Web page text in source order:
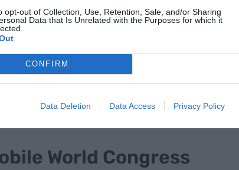
opt-out of Collection, Use, Retention, Sale, and/or Sharing
Data that Is Unrelated with the Purposes for which it
CONFIRM
Data Deletion Data Access Privacy Policy
recuperación del turismo deportivo juega un
Pololikashvili, secretario general de la
Roger Torrent, el congreso permitirá
para el futuro del sector: "Pueden salir ideas
responsable y sostenible. Porque el turismo,
ofrece unas oportunidades económicas,
saludable que tenemos que saber
World Congress